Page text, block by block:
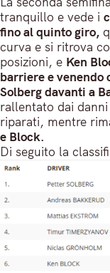
tranquillo e vede i
fino al quinto giro,
curva e si ritrova
posizioni, e Ken
barriere e
Solberg davanti a
rallentato dai
riparati, mentre
e Block.
Di seguito la